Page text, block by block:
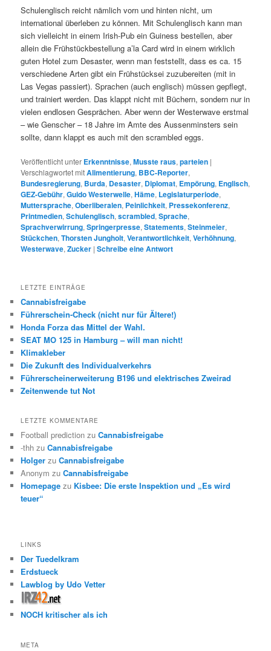
Schulenglisch reicht nämlich vorn und hinten nicht, um
international überleben zu können. Mit Schulenglisch kann man
sich vielleicht in einem Irish-Pub ein Guiness bestellen, aber
allein die Frühstückbestellung a’la Card wird in einem wirklich
guten Hotel zum Desaster, wenn man feststellt, dass es ca. 15
verschiedene Arten gibt ein Frühstücksei zuzubereiten (mit in
Las Vegas passiert). Sprachen (auch englisch) müssen gepflegt,
und trainiert werden. Das klappt nicht mit Büchern, sondern nur in
vielen endlosen Gesprächen. Aber wenn der Westerwave erstmal
– wie Genscher – 18 Jahre im Amte des Aussenminsters sein
sollte, dann klappt es auch mit den scrambled eggs.
Veröffentlicht unter Erkenntnisse,Musste raus,parteien |
Verschlagwortet mitAlimentierung, BBC-Reporter,
Bundesregierung, Burda, Desaster, Diplomat, Empörung, Englisch,
GEZ-Gebühr,Guido Westerwelle,Häme, Legislaturperiode,
Muttersprache,Oberliberalen, Peinlichkeit, Pressekonferenz,
Printmedien,Schulenglisch,scrambled,Sprache,
Sprachverwirrung,Springerpresse,Statements,Steinmeier,
Stückchen,Thorsten Jungholt,Verantwortlichkeit,Verhöhnung,
Westerwave,Zucker |Schreibe eine Antwort
LETZTE EINTRÄGE
Cannabisfreigabe
Führerschein-Check (nicht nur für Ältere!)
Honda Forza das Mittel der Wahl.
SEAT MO 125 in Hamburg – will man nicht!
Klimakleber
Die Zukunft des Individualverkehrs
Führerscheinerweiterung B196 und elektrisches Zweirad
Zeitenwende tut Not
LETZTE KOMMENTARE
Football prediction zuCannabisfreigabe
-thh zuCannabisfreigabe
Holger zuCannabisfreigabe
Anonym zuCannabisfreigabe
Homepage zu Kisbee: Die erste Inspektion und „Es wird
teuer“
LINKS
Der Tuedelkram
Erdstueck
Lawblog by Udo Vetter
NOCH kritischer als ich
META